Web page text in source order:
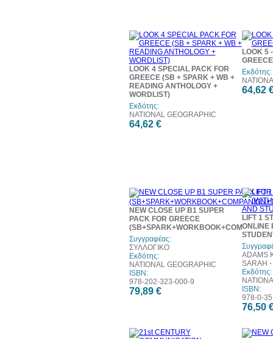
LOOK 4 SPECIAL PACK FOR
GREECE (SB + SPARK + WB +
READING ANTHOLOGY +
WORDLIST)
Εκδότης:
NATIONAL GEOGRAPHIC
64,62 €
LOOK 5
GREECE
Εκδότης:
64,62
NEW CLOSE UP B1 SUPER
PACK FOR GREECE
Συγγραφέας:
ΣΥΛΛΟΓΙΚΟ
Εκδότης:
NATIONAL GEOGRAPHIC
ISBN:
978-202-323-000-9
79,89 €
LIFT 1
ONLINE
ADAMS
SARAH
Εκδότης:
ISBN:
978-0-
76,50